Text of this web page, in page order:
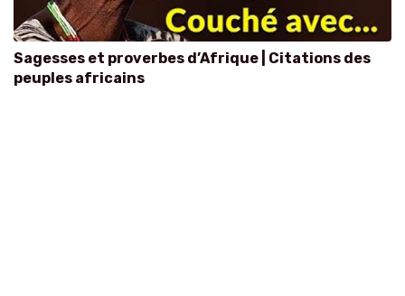
Sagesses et proverbes d’Afrique | Citations des
peuples africains